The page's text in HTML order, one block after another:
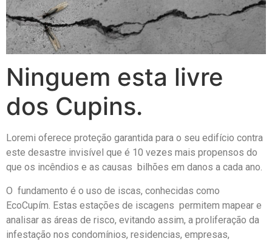
Ninguem esta livre
dos Cupins.
Loremi oferece proteção garantida para o seu edifício contra
este desastre invisível que é 10 vezes mais propensos do
que os incêndios e as causas bilhões em danos a cada ano.
O fundamento é o uso de iscas, conhecidas como
EcoCupím. Estas estações de iscagens permitem mapear e
analisar as áreas de risco, evitando assim, a proliferação da
infestação nos condomínios, residencias, empresas,